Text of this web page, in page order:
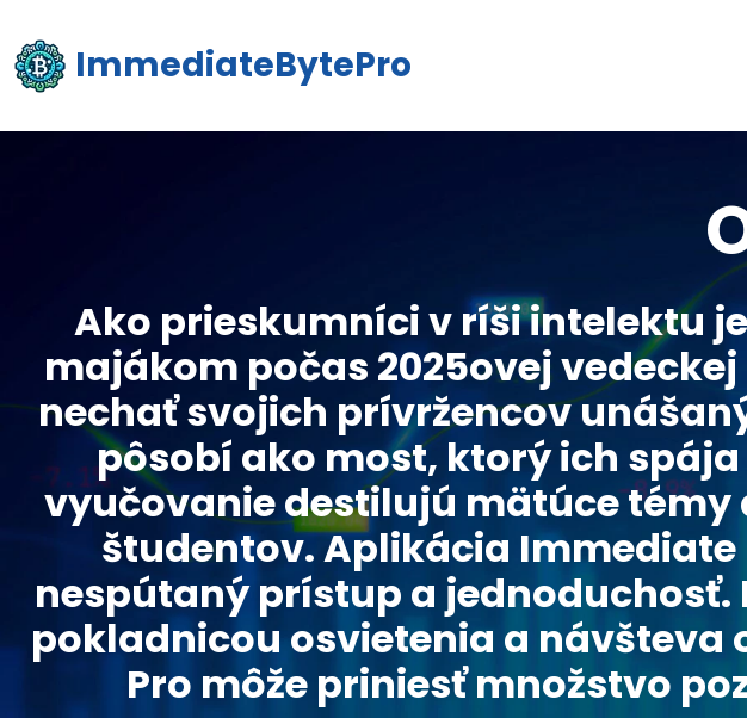
ImmediateBytePro
Ako prieskumníci v ríši intelektu
majákom počas 2025ovej
nechať svojich prívržencov
pôsobí ako most, ktorý ich
vyučovanie destilujú mätúce
študentov. Aplikácia
nespútaný prístup a jednoduchosť.
pokladnicou osvietenia a
Pro môže priniesť množstvo